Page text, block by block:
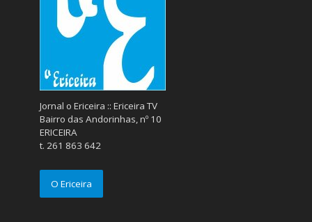
Jornal o Ericeira :: Ericeira TV
Bairro das Andorinhas, nº 10
ERICEIRA
t. 261 863 642
O Ericeira